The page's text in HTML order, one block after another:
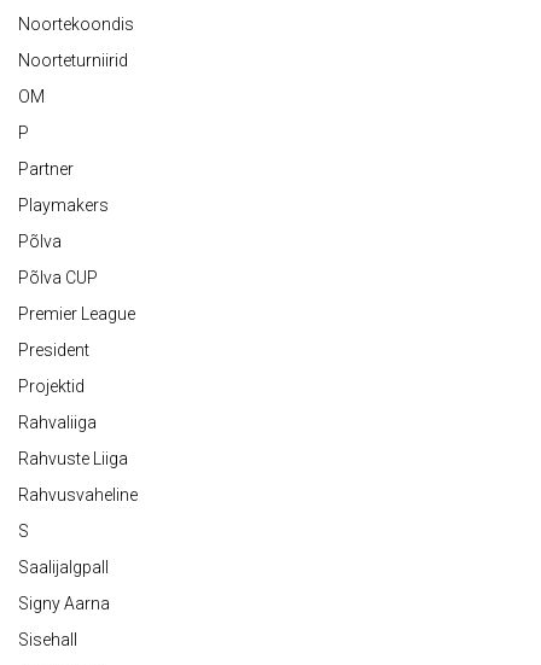
Noortekoondis
Noorteturniirid
OM
P
Partner
Playmakers
Põlva
Põlva CUP
Premier League
President
Projektid
Rahvaliiga
Rahvuste Liiga
Rahvusvaheline
S
Saalijalgpall
Signy Aarna
Sisehall